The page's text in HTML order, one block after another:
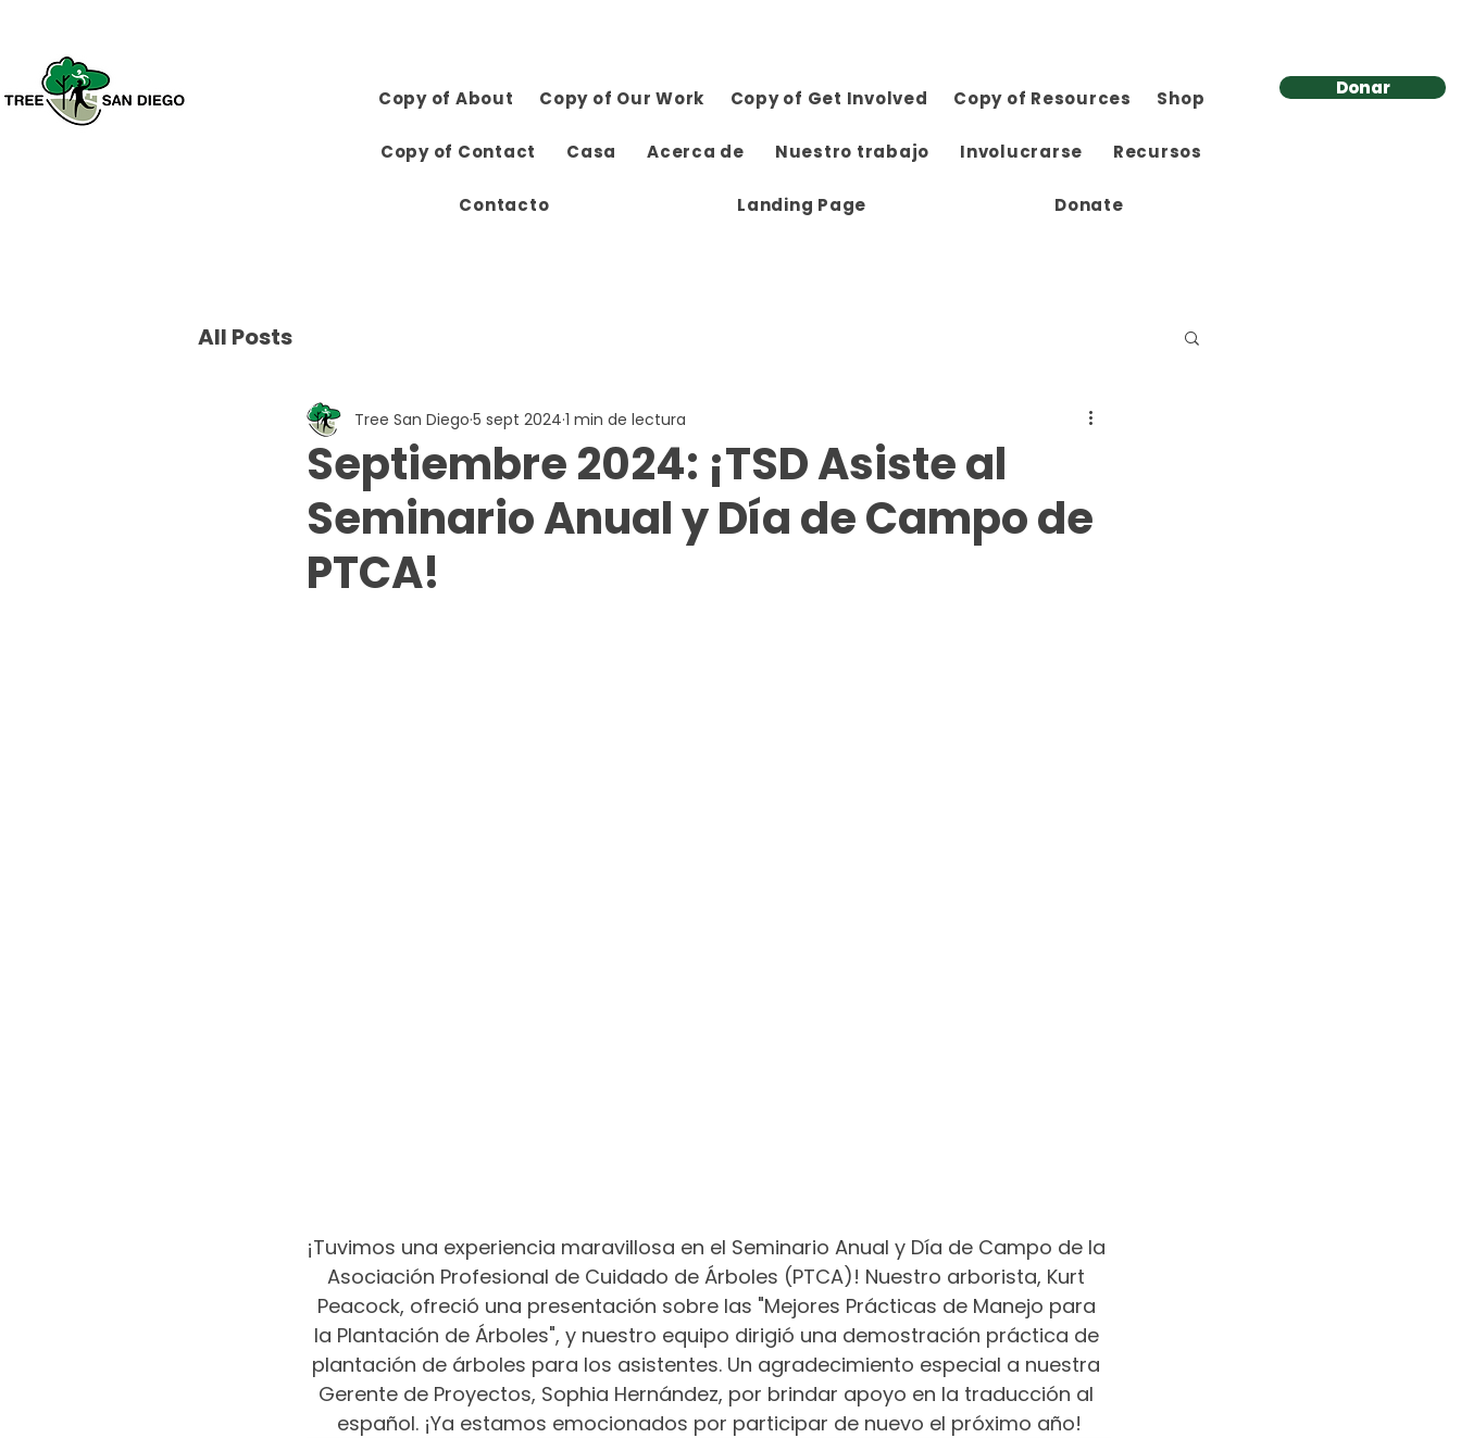
Copy of About Copy of Our Work Copy of Get Involved Copy of Resources Shop
Copy of Contact Casa Acerca de Nuestro trabajo Involucrarse Recursos
Contacto Landing Page Donate
Donar
All Posts
Septiembre 2024: ¡TSD Asiste al
Seminario Anual y Día de Campo de
PTCA!
Tree San Diego 5 sept 2024 1 min de lectura
¡Tuvimos una experiencia maravillosa en el Seminario Anual y Día de Campo de la
Asociación Profesional de Cuidado de Árboles (PTCA)! Nuestro arborista, Kurt
Peacock, ofreció una presentación sobre las "Mejores Prácticas de Manejo para
la Plantación de Árboles", y nuestro equipo dirigió una demostración práctica de
plantación de árboles para los asistentes. Un agradecimiento especial a nuestra
Gerente de Proyectos, Sophia Hernández, por brindar apoyo en la traducción al
español. ¡Ya estamos emocionados por participar de nuevo el próximo año!